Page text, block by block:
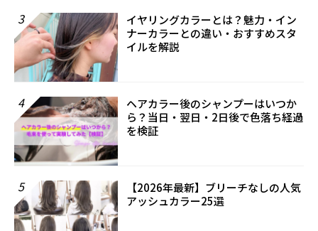
3
イヤリングカラーとは？魅力・イン
ナーカラーとの違い・おすすめスタ
イルを解説
4
ヘアカラー後のシャンプーはいつか
ら？当日・翌日・2日後で色落ち経過
を検証
5
【2026年最新】ブリーチなしの人気
アッシュカラー25選